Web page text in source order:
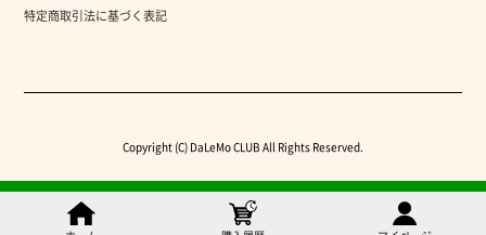
特定商取引法に基づく表記
Copyright (C) DaLeMo CLUB All Rights Reserved.